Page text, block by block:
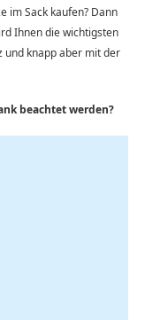
im Sack kaufen? Dann
Ihnen die wichtigsten
und knapp aber mit der
beachtet werden?